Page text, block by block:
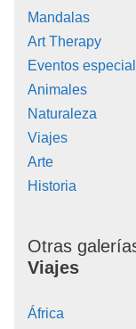
Mandalas
Art Therapy
Eventos
Animales
Naturaleza
Viajes
Arte
Historia
Otras
Viajes
África